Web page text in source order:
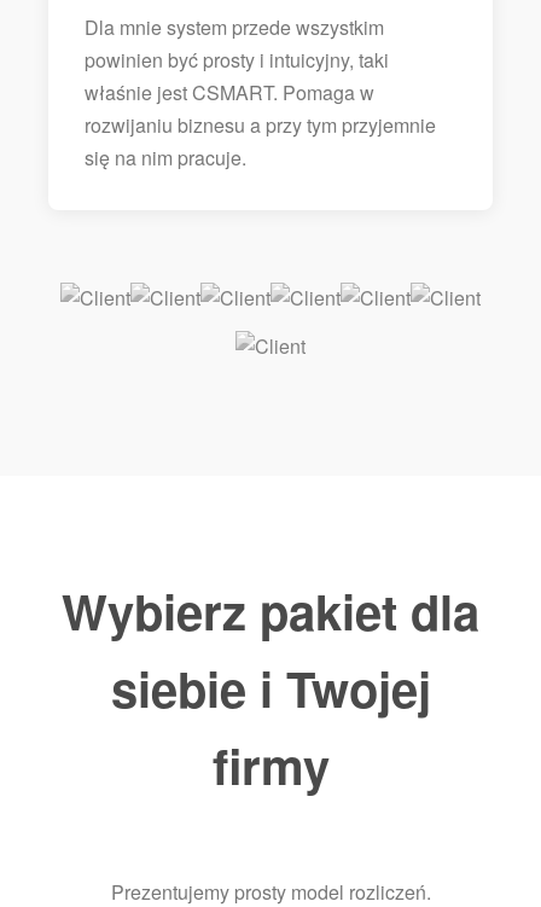
Dla mnie system przede wszystkim
powinien być prosty i intuicyjny, taki
właśnie jest CSMART. Pomaga w
rozwijaniu biznesu a przy tym przyjemnie
się na nim pracuje.
Wybierz pakiet dla
siebie i Twojej
firmy
Prezentujemy prosty model rozliczeń.